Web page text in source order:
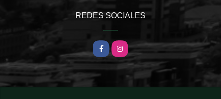
REDES SOCIALES
FacebookInstagram